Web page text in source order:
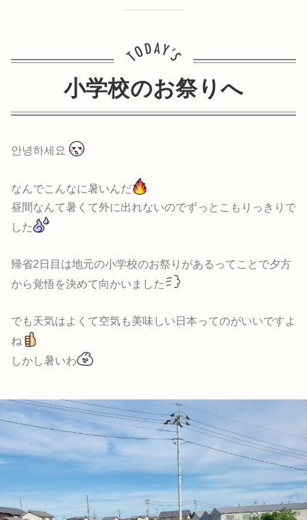
小学校のお祭りへ
안녕하세요
なんでこんなに暑いんだ
昼間なんて暑くて外に出れないのでずっとこもりっきりで
した
帰省2日目は地元の小学校のお祭りがあるってことで夕方
から覚悟を決めて向かいました
でも天気はよくて空気も美味しい日本ってのがいいですよ
ね
しかし暑いわ